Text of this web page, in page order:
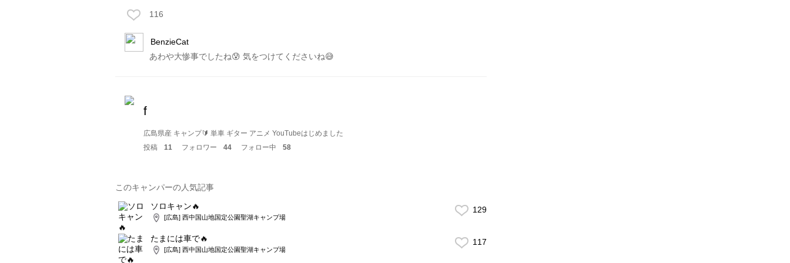
116
BenzieCat
あわや大惨事でしたね😰 気をつけてくださいね😅
f
広島県産 キャンプ🔰 単車 ギター アニメ YouTubeはじめました
投稿
11 フォロワー 44 フォロー中 58
このキャンパーの人気記事
ソロキャン🔥
[広島] 西中国山地国定公園聖湖キャンプ場
129
たまには車で🔥
[広島] 西中国山地国定公園聖湖キャンプ場
117